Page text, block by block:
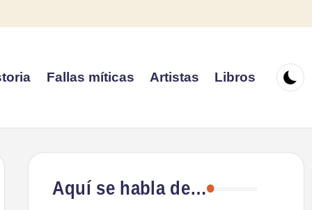
Fallas míticas Artistas Libros
Aquí se habla de…